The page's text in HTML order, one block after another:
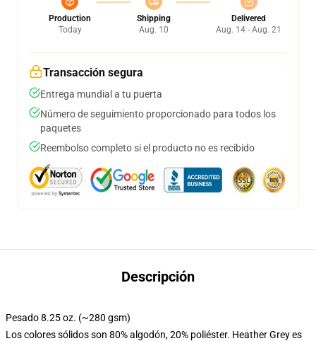
Production
Today
Shipping
Aug. 10
Delivered
Aug. 14 - Aug. 21
Transacción segura
Entrega mundial a tu puerta
Número de seguimiento proporcionado para todos los
paquetes
Reembolso completo si el producto no es recibido
Descripción
Pesado 8.25 oz. (~280 gsm)
Los colores sólidos son 80% algodón, 20% poliéster. Heather Grey es